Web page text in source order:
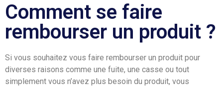
Comment se faire
rembourser un produit ?
Si vous souhaitez vous faire rembourser un produit pour
diverses raisons comme une fuite, une casse ou tout
simplement vous n’avez plus besoin du produit, vous